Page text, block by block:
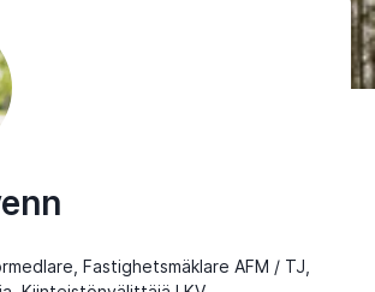
Fastighetsmäklare AFM / TJ,